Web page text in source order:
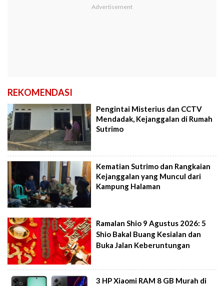
REKOMENDASI
Pengintai Misterius dan CCTV
Mendadak, Kejanggalan di Rumah
Sutrimo
Kematian Sutrimo dan Rangkaian
Kejanggalan yang Muncul dari
Kampung Halaman
Ramalan Shio 9 Agustus 2026: 5
Shio Bakal Buang Kesialan dan
Buka Jalan Keberuntungan
3 HP Xiaomi RAM 8 GB Murah di